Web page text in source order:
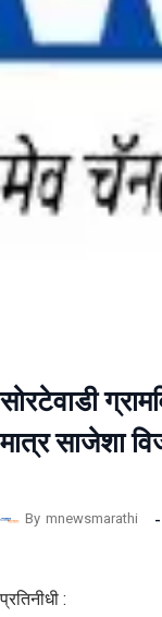
सोरटेवाडी
मात्र साजेशा
By mnewsmarathi
प्रतिनीधी :